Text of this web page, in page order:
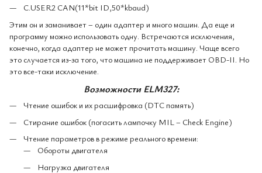
C.USER2 CAN(11*bit ID,50*kbaud)
Этим он и заманивает – один адаптер и много машин. Да еще и
программу можно использовать одну. Встречаются исключения,
конечно, когда адаптер не может прочитать машину. Чаще всего
это случается из-за того, что машина не поддерживает OBD-II. Но
это все-таки исключение.
Возможности ELM327:
Чтение ошибок и их расшифровка (DTC память)
Стирание ошибок (погасить лампочку MIL – Check Engine)
Чтение параметров в режиме реального времени:
Обороты двигателя
Нагрузка двигателя